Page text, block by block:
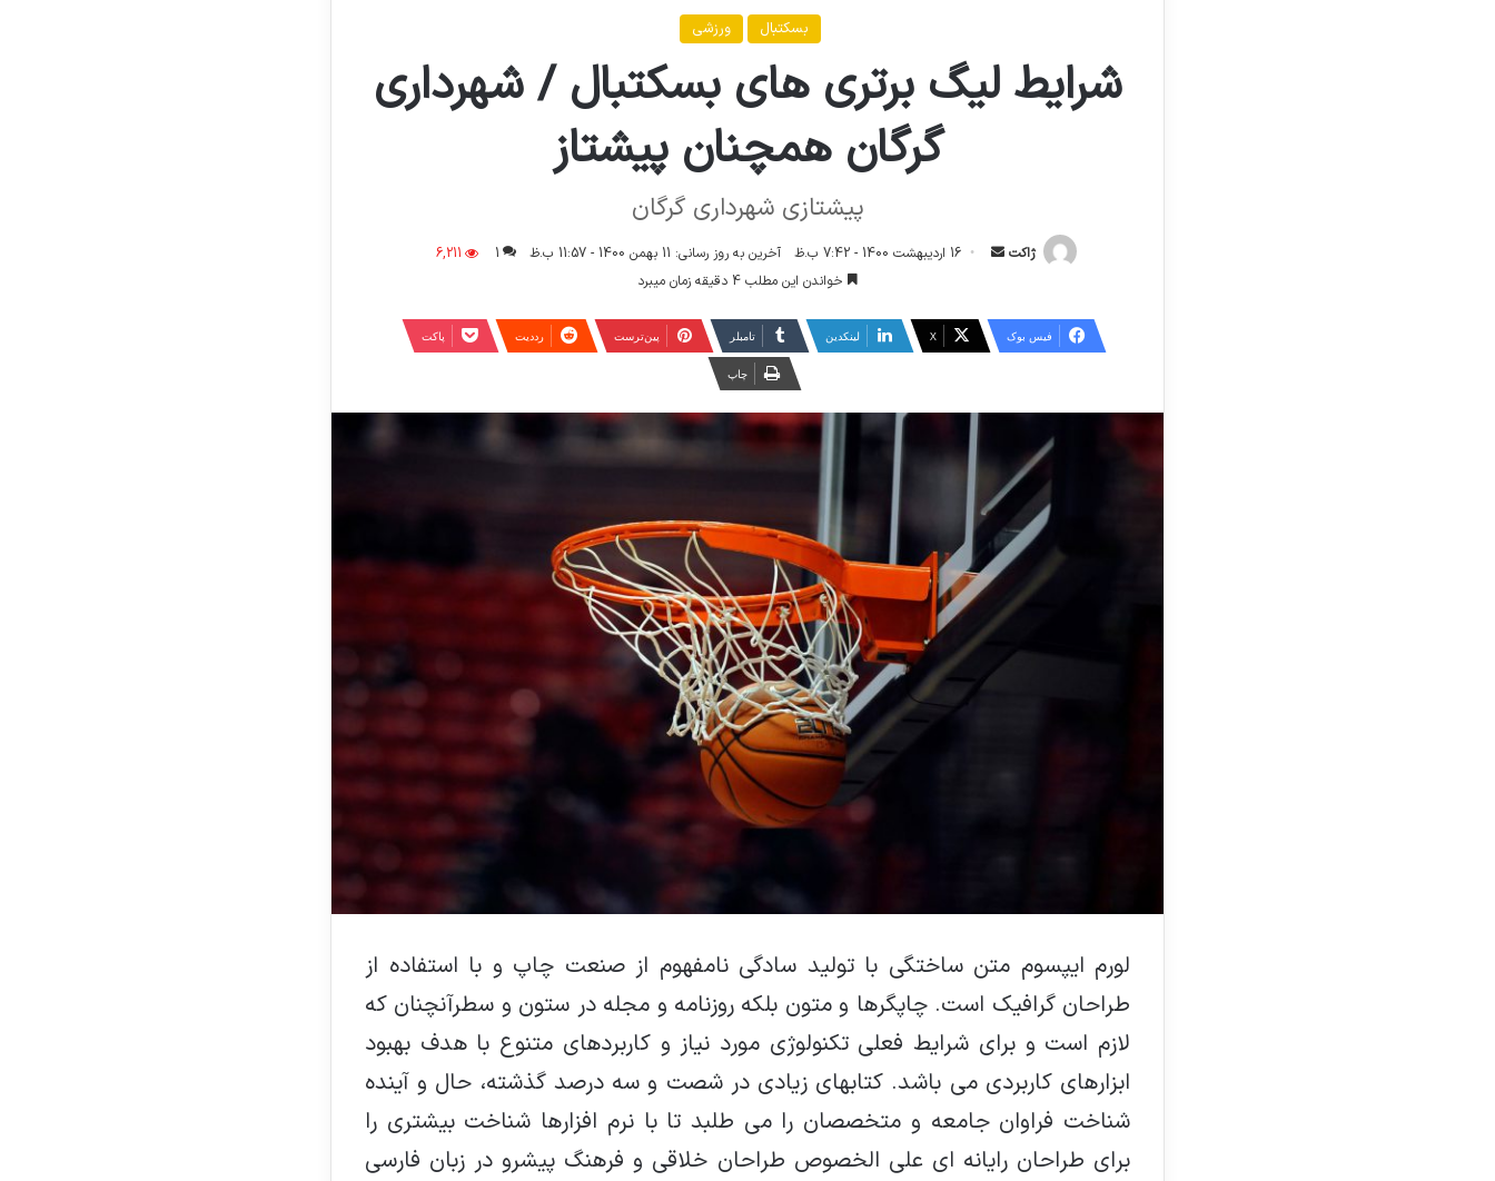
بسکتبال ورزشی
شرایط لیگ برتری های بسکتبال / شهرداری
گرگان همچنان پیشتاز
پیشتازی شهرداری گرگان
ژاکت
ارسال 16 اردیبهشت 1400 - 7:42 ب.ظ آخرین به روز رسانی: 11 بهمن 1400 - 11:57 ب.ظ 1
6,211
خواندن این مطلب 4 دقیقه زمان میبرد
فیس بوک X لینکدین ‫تامبلر ‫پین‌ترست ‫رددیت پاکت
چاپ
لورم ایپسوم متن ساختگی با تولید سادگی نامفهوم از صنعت چاپ و با استفاده از
طراحان گرافیک است. چاپگرها و متون بلکه روزنامه و مجله در ستون و سطرآنچنان که
لازم است و برای شرایط فعلی تکنولوژی مورد نیاز و کاربردهای متنوع با هدف بهبود
ابزارهای کاربردی می باشد. کتابهای زیادی در شصت و سه درصد گذشته، حال و آینده
شناخت فراوان جامعه و متخصصان را می طلبد تا با نرم افزارها شناخت بیشتری را
برای طراحان رایانه ای علی الخصوص طراحان خلاقی و فرهنگ پیشرو در زبان فارسی